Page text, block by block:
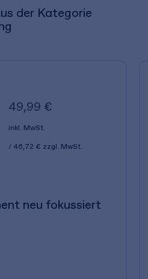
der Kategorie
49,99 €
inkl. MwSt.
46,72 € zzgl. MwSt.
neu fokussiert